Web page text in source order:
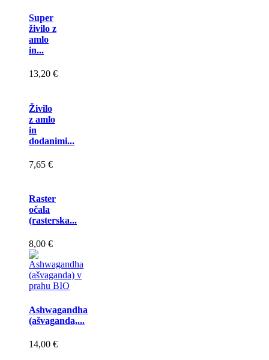
Super
živilo z
amlo
in...
13,20 €
Živilo
z amlo
in
dodanimi...
7,65 €
Raster
očala
(rasterska...
8,00 €
Ashwagandha
(ašvaganda,...
14,00 €